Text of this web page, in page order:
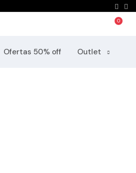
Ofertas 50% off Outlet